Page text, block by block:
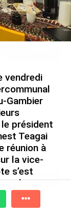
de l’Ifremer :
décisif dans
A Propos
vendredi
Gambier
président
Teagai
réunion à
la vice-
s’est
le
élu avec
dit